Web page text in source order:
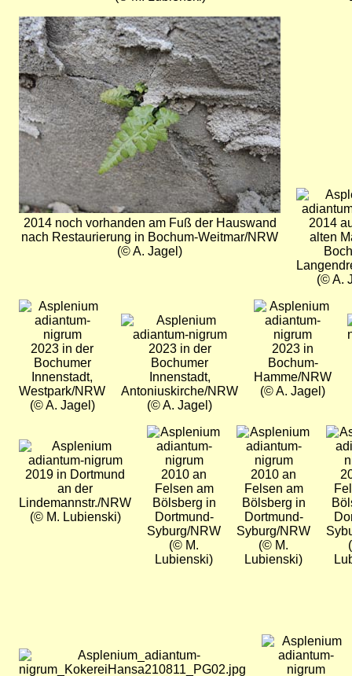
Bild
2014 noch vorhanden am Fuß der Hauswand
nach Restaurierung in Bochum-Weitmar/NRW
(© A. Jagel)
Bild
2014
alten
(© A.
Bild
2023 in der
Bochumer
Innenstadt,
Westpark/NRW
(© A. Jagel)
Bild
2023 in der
Bochumer
Innenstadt,
Antoniuskirche/NRW
(© A. Jagel)
Bild
2023 in
Bochum-
Hamme/NRW
(© A. Jagel)
Bild
2019 in Dortmund
an der
Lindemannstr./NRW
(© M. Lubienski)
Bild
2010 an
Felsen am
Bölsberg in
Dortmund-
Syburg/NRW
(© M.
Lubienski)
Bild
2010 an
Felsen am
Bölsberg in
Dortmund-
Syburg/NRW
(© M.
Lubienski)
Bild
Bild
Bild